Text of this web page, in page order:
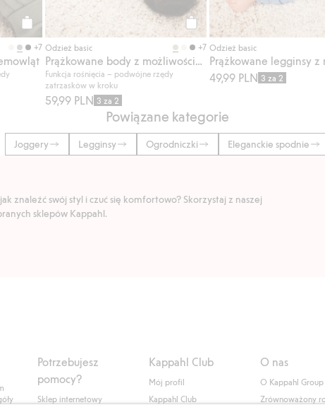
Kup
+7
Kup
Odzież basic +7
Prążkowane body z możliwością wydłużenia
Funkcja rośnięcia – podwójne rzędy
zatrzasków w kroku
59,99 PLN 3 za 2
Odzież basic
49,99 PLN 3 za 2
Powiązane kategorie
Joggery Legginsy Ogrodniczki Eleganckie spodnie
znaleźć swój styl i czuć się komfortowo? Skorzystaj z naszej
sklepów Kappahl.
Potrzebujesz
pomocy?
Sklep internetowy
Kappahl Club
Mój profil
Kappahl Club
O nas
O Kappahl Group
Zrównoważony